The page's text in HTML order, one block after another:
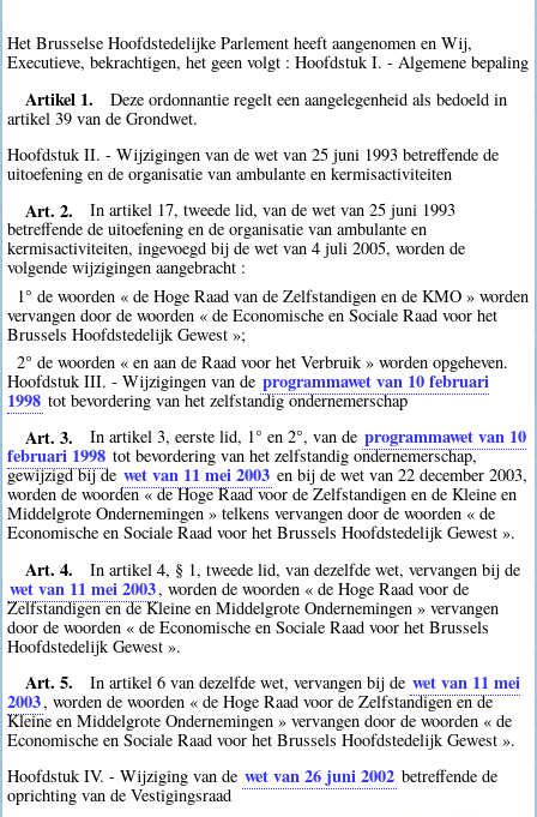
Het Brusselse Hoofdstedelijke Parlement heeft aangenomen en Wij,
Executieve, bekrachtigen, het geen volgt : Hoofdstuk I. - Algemene bepaling
Artikel 1.
Deze ordonnantie regelt een aangelegenheid als bedoeld in
artikel 39 van de Grondwet.
Hoofdstuk II. - Wijzigingen van de wet van 25 juni 1993 betreffende de
uitoefening en de organisatie van ambulante en kermisactiviteiten
Art. 2.
In artikel 17, tweede lid, van de wet van 25 juni 1993
betreffende de uitoefening en de organisatie van ambulante en
kermisactiviteiten, ingevoegd bij de wet van 4 juli 2005, worden de
volgende wijzigingen aangebracht :
1° de woorden « de Hoge Raad van de Zelfstandigen en de KMO » worden
vervangen door de woorden « de Economische en Sociale Raad voor het
Brussels Hoofdstedelijk Gewest »;
2° de woorden « en aan de Raad voor het Verbruik » worden opgeheven.
Hoofdstuk III. - Wijzigingen van de programmawet van 10 februari
1998 tot bevordering van het zelfstandig ondernemerschap
Art. 3. In artikel 3, eerste lid, 1° en 2°, van de programmawet van 10
februari 1998 tot bevordering van het zelfstandig ondernemerschap,
gewijzigd bij de wet van 11 mei 2003 en bij de wet van 22 december 2003,
worden de woorden « de Hoge Raad voor de Zelfstandigen en de Kleine en
Middelgrote Ondernemingen » telkens vervangen door de woorden « de
Economische en Sociale Raad voor het Brussels Hoofdstedelijk Gewest ».
Art. 4. In artikel 4, § 1, tweede lid, van dezelfde wet, vervangen bij de
wet van 11 mei 2003, worden de woorden « de Hoge Raad voor de
Zelfstandigen en de Kleine en Middelgrote Ondernemingen » vervangen
door de woorden « de Economische en Sociale Raad voor het Brussels
Hoofdstedelijk Gewest ».
Art. 5. In artikel 6 van dezelfde wet, vervangen bij de wet van 11 mei
2003, worden de woorden « de Hoge Raad voor de Zelfstandigen en de
Kleine en Middelgrote Ondernemingen » vervangen door de woorden « de
Economische en Sociale Raad voor het Brussels Hoofdstedelijk Gewest ».
Hoofdstuk IV. - Wijziging van de wet van 26 juni 2002 betreffende de
oprichting van de Vestigingsraad